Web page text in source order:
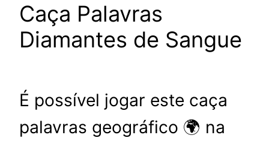
Caça Palavras
Diamantes de Sangue
É possível jogar este caça
palavras geográfico 🌍 na